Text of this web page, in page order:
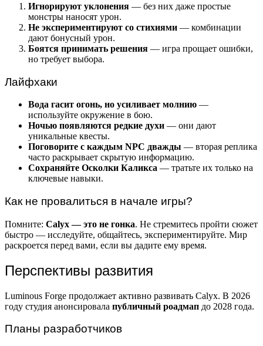
Игнорируют уклонения — без них даже простые
монстры наносят урон.
Не экспериментируют со стихиями — комбинации
дают бонусный урон.
Боятся принимать решения — игра прощает ошибки,
но требует выбора.
Лайфхаки
Вода гасит огонь, но усиливает молнию —
используйте окружение в бою.
Ночью появляются редкие духи — они дают
уникальные квесты.
Поговорите с каждым NPC дважды — вторая реплика
часто раскрывает скрытую информацию.
Сохраняйте Осколки Каликса — тратьте их только на
ключевые навыки.
Как не провалиться в начале игры?
Помните: Calyx — это не гонка. Не стремитесь пройти сюжет
быстро — исследуйте, общайтесь, экспериментируйте. Мир
раскроется перед вами, если вы дадите ему время.
Перспективы развития
Luminous Forge продолжает активно развивать Calyx. В 2026
году студия анонсировала публичный роадмап до 2028 года.
Планы разработчиков